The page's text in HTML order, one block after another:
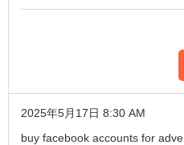
2025年5月17日 8:30 AM
buy facebook accounts for